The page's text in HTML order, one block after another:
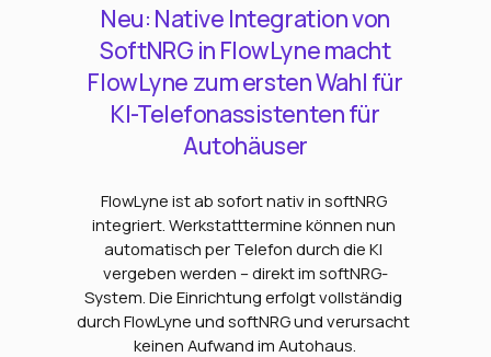
Neu: Native Integration von
SoftNRG in FlowLyne macht
FlowLyne zum ersten Wahl für
KI-Telefonassistenten für
Autohäuser
FlowLyne ist ab sofort nativ in softNRG
integriert. Werkstatttermine können nun
automatisch per Telefon durch die KI
vergeben werden – direkt im softNRG-
System. Die Einrichtung erfolgt vollständig
durch FlowLyne und softNRG und verursacht
keinen Aufwand im Autohaus.